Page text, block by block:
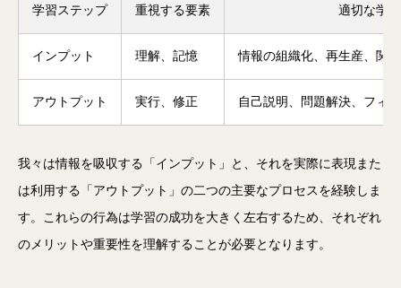
学習ステップ 重視する要素 適切な学
インプット 理解、記憶 情報の組織化、再生産、関
アウトプット 実行、修正 自己説明、問題解決、フィ
我々は情報を吸収する「インプット」と、それを実際に表現また
は利用する「アウトプット」の二つの主要なプロセスを経験しま
す。これらの行為は学習の成功を大きく左右するため、それぞれ
のメリットや重要性を理解することが必要となります。